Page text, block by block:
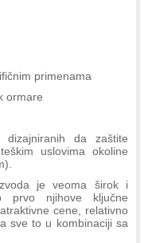
primenama
ormare
da zaštite
uslovima okoline
je veoma širok i
prvo njihove ključne
cene, relativno
sve to u kombinaciji sa